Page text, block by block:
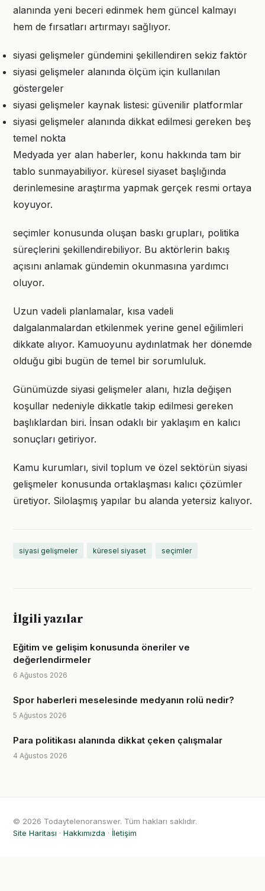
alanında yeni beceri edinmek hem güncel kalmayı
hem de fırsatları artırmayı sağlıyor.
siyasi gelişmeler gündemini şekillendiren sekiz faktör
siyasi gelişmeler alanında ölçüm için kullanılan
göstergeler
siyasi gelişmeler kaynak listesi: güvenilir platformlar
siyasi gelişmeler alanında dikkat edilmesi gereken beş
temel nokta
Medyada yer alan haberler, konu hakkında tam bir
tablo sunmayabiliyor. küresel siyaset başlığında
derinlemesine araştırma yapmak gerçek resmi ortaya
koyuyor.
seçimler konusunda oluşan baskı grupları, politika
süreçlerini şekillendirebiliyor. Bu aktörlerin bakış
açısını anlamak gündemin okunmasına yardımcı
oluyor.
Uzun vadeli planlamalar, kısa vadeli
dalgalanmalardan etkilenmek yerine genel eğilimleri
dikkate alıyor. Kamuoyunu aydınlatmak her dönemde
olduğu gibi bugün de temel bir sorumluluk.
Günümüzde siyasi gelişmeler alanı, hızla değişen
koşullar nedeniyle dikkatle takip edilmesi gereken
başlıklardan biri. İnsan odaklı bir yaklaşım en kalıcı
sonuçları getiriyor.
Kamu kurumları, sivil toplum ve özel sektörün siyasi
gelişmeler konusunda ortaklaşması kalıcı çözümler
üretiyor. Silolaşmış yapılar bu alanda yetersiz kalıyor.
siyasi gelişmeler küresel siyaset seçimler
İlgili yazılar
Eğitim ve gelişim konusunda öneriler ve
değerlendirmeler
6 Ağustos 2026
Spor haberleri meselesinde medyanın rolü nedir?
5 Ağustos 2026
Para politikası alanında dikkat çeken çalışmalar
4 Ağustos 2026
© 2026 Todaytelenoranswer. Tüm hakları saklıdır.
Site Haritası · Hakkımızda · İletişim